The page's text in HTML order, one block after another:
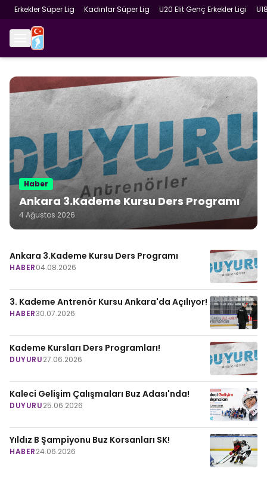
Erkekler Süper Lig Kadınlar Süper Lig U20 Elit Genç Erkekler Ligi
Haber
Ankara 3.Kademe Kursu Ders Programı
4 Ağustos 2026
Ankara 3.Kademe Kursu Ders Programı
HABER04.08.2026
3. Kademe Antrenör Kursu Ankara'da Açılıyor!
HABER30.07.2026
Kademe Kursları Ders Programları!
DUYURU27.06.2026
Kaleci Gelişim Çalışmaları Buz Adası'nda!
DUYURU25.06.2026
Yıldız B Şampiyonu Buz Korsanları SK!
HABER24.06.2026